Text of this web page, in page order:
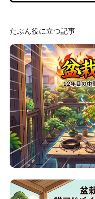
たぶん役に立つ記事